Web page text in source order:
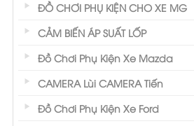
ĐỒ CHƠI PHỤ KIỆN CHO XE MG
CẢM BIẾN ÁP SUẤT LỐP
Đồ Chơi Phụ Kiện Xe Mazda
CAMERA Lùi CAMERA Tiến
Đồ Chơi Phụ Kiện Xe Ford